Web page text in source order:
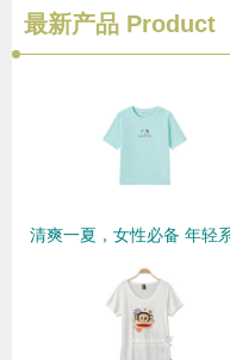
最新产品 Product